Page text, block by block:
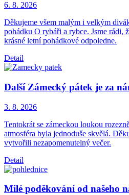
6. 8. 2026
Děkujeme všem malým i velkým
pohádku O rybáři a rybce. Jsme rádi,
krásné letní pohádkové odpoledne.
Detail
Další Zámecký pátek je za
3. 8. 2026
Tentokrát se zámeckou loukou
atmosféra byla jednoduše skvělá.
vytvořili nezapomenutelný večer.
Detail
Milé poděkování od našeho